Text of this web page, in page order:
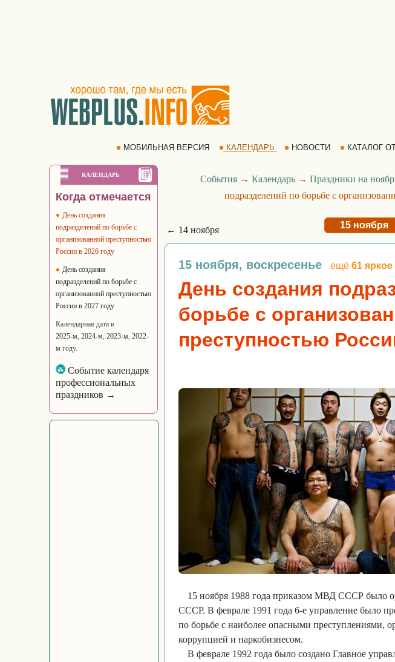
МОБИЛЬНАЯ ВЕРСИЯ КАЛЕНДАРЬ НОВОСТИ КАТАЛОГ
КАЛЕНДАРЬ
Когда отмечается
День создания
подразделений по борьбе с
организованной преступностью
России в 2026 году
День создания
подразделений по борьбе с
организованной преступностью
России в 2027 году
Календарная дата в
2025-м, 2024-м, 2023-м, 2022-
м году.
Событие календаря
профессиональных
праздников →
События → Календарь → Праздники на
подразделений по борьбе с
← 14 ноября 15 ноября
15 ноября, воскресенье ещё 61 яркое
День создания
борьбе с
преступностью
15 ноября 1988 года приказом МВД СССР было
СССР. В феврале 1991 года 6-е управление было
по борьбе с наиболее опасными преступлениями,
коррупцией и наркобизнесом.
В феврале 1992 года было создано Главное